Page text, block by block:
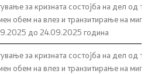
за кризната состојба на дел од
обем на влез и транзитирање на
до 24.09.2025 година
за кризната состојба на дел од
обем на влез и транзитирање на